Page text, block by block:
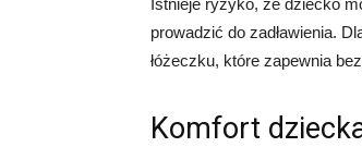
Istnieje ryzyko, że dziecko
prowadzić do zadławienia.
łóżeczku, które zapewnia
Komfort